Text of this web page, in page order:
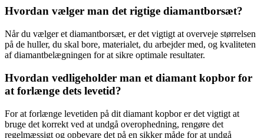
Hvordan vælger man det rigtige diamantborsæt?
Når du vælger et diamantborsæt, er det vigtigt at overveje størrelsen
på de huller, du skal bore, materialet, du arbejder med, og kvaliteten
af diamantbelægningen for at sikre optimale resultater.
Hvordan vedligeholder man et diamant kopbor for
at forlænge dets levetid?
For at forlænge levetiden på dit diamant kopbor er det vigtigt at
bruge det korrekt ved at undgå overophedning, rengøre det
regelmæssigt og opbevare det på en sikker måde for at undgå